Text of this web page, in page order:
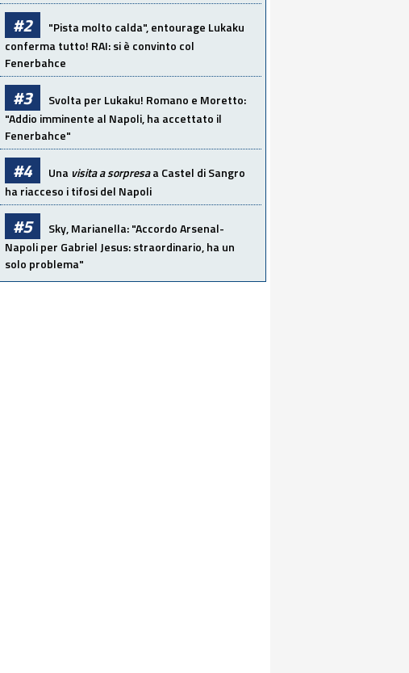
#2
"Pista molto calda", entourage Lukaku
conferma tutto! RAI: si è convinto col
Fenerbahce
#3
Svolta per Lukaku! Romano e Moretto:
"Addio imminente al Napoli, ha accettato il
Fenerbahce"
#4 Una visita a sorpresaa Castel di Sangro
ha riacceso i tifosi del Napoli
#5
Sky, Marianella: "Accordo Arsenal-
Napoli per Gabriel Jesus: straordinario, ha un
solo problema"